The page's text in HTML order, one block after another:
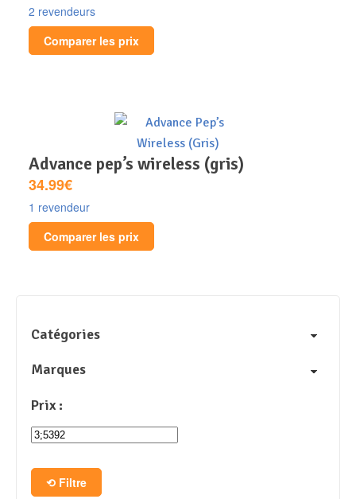
2 revendeurs
Comparer les prix
advance pep’s wireless (gris)
34.99€
1 revendeur
Comparer les prix
Catégories
Marques
Prix :
Filtre